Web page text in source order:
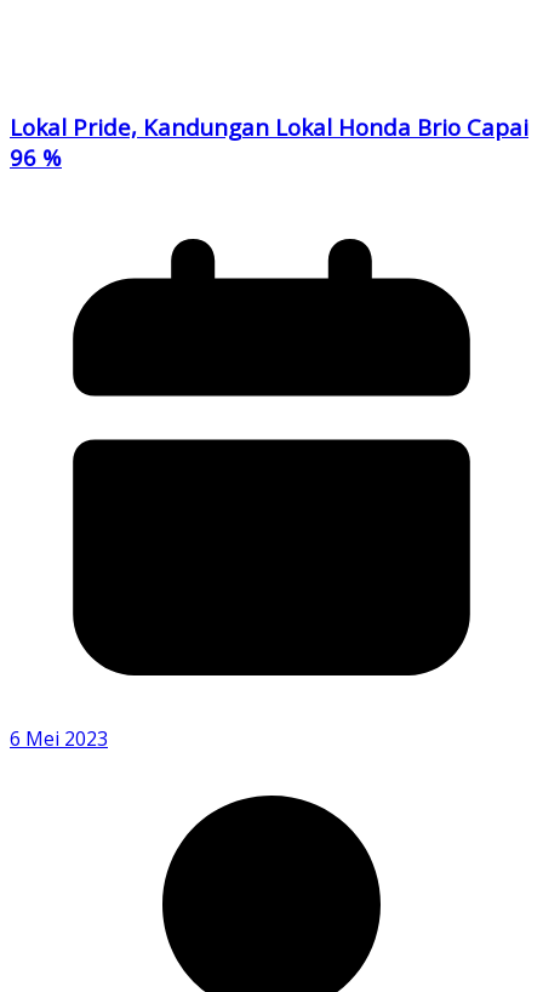
Lokal Pride, Kandungan Lokal Honda Brio Capai
96 %
6 Mei 2023